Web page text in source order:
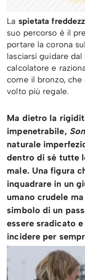
La spietata
suo percorso è il
portare la corona
lasciarsi guidare
calcolatore e
come il bronzo,
volto più regale.
Ma dietro la
impenetrabile,
naturale
dentro di sé tutte
male. Una figura
inquadrare in un
umano crudele
simbolo di un
essere sradicato
incidere per